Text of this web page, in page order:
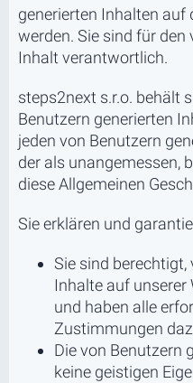
generierten Inhalten auf
werden. Sie sind für
Inhalt verantwortlich.
steps2next s.r.o. behält
Benutzern generierten
jeden von Benutzern
der als unangemessen,
diese Allgemeinen
Sie erklären und
Sie sind berechtigt,
Inhalte auf unserer
und haben alle
Zustimmungen
Die von Benutzern
keine geistigen